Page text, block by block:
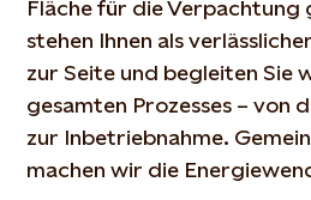
Fläche für die Verpachtung
stehen Ihnen als
zur Seite und begleiten Sie
gesamten Prozesses – von
zur Inbetriebnahme.
machen wir die